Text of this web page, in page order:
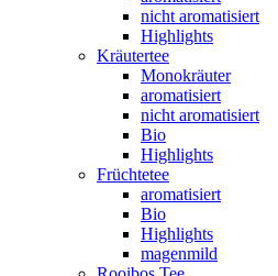
nicht aromatisiert
Highlights
Kräutertee
Monokräuter
aromatisiert
nicht aromatisiert
Bio
Highlights
Früchtetee
aromatisiert
Bio
Highlights
magenmild